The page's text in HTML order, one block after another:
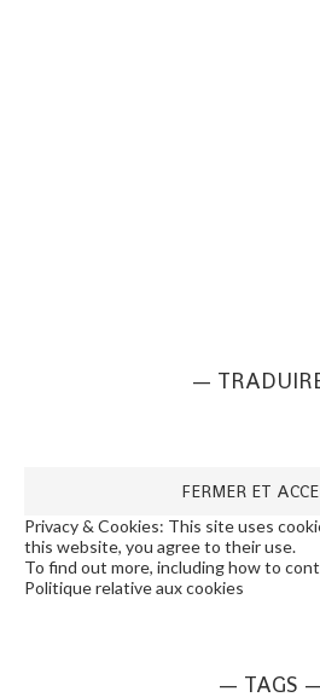
—
Privacy & Cookies: This site uses
this website, you agree to their use.
To find out more, including how to
Politique relative aux cookies
— TAGS